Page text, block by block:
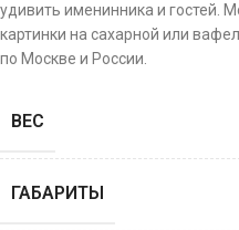
удивить именинника и гостей.
картинки на сахарной или
по Москве и России.
ВЕС
ГАБАРИТЫ